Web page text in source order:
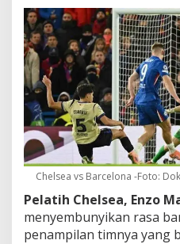
Chelsea vs Barcelona -Foto:
Pelatih Chelsea, Enzo
menyembunyikan rasa
penampilan timnya yang